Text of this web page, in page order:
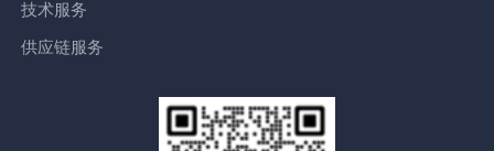
技术服务
供应链服务